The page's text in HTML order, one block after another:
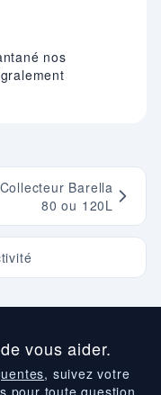
nos
Collecteur Barella
80 ou 120L
vous aider.
, suivez votre